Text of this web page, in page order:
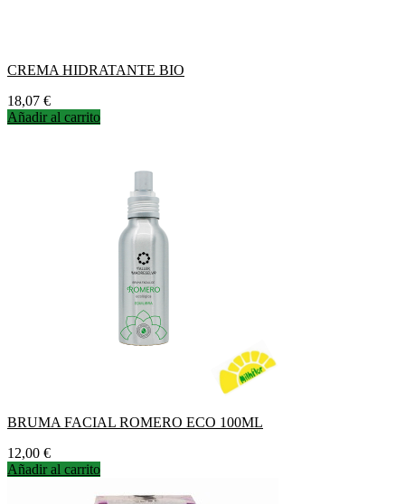
CREMA HIDRATANTE BIO
Precio
18,07 €
Añadir al carrito
BRUMA FACIAL ROMERO ECO 100ML
Precio
12,00 €
Añadir al carrito